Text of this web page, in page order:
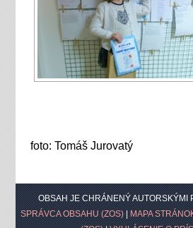
foto: Tomáš Jurovatý
OBSAH JE CHRÁNENÝ AUTORSKÝMI
SPRÁVCA OBSAHU (ZOS)
MAPA